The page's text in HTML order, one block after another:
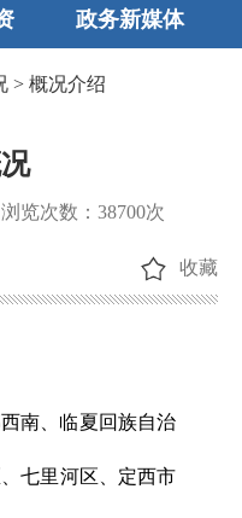
政务新媒体
> 概况介绍
浏览次数： 38700次
收藏
南、临夏回族自治
七里河区、定西市